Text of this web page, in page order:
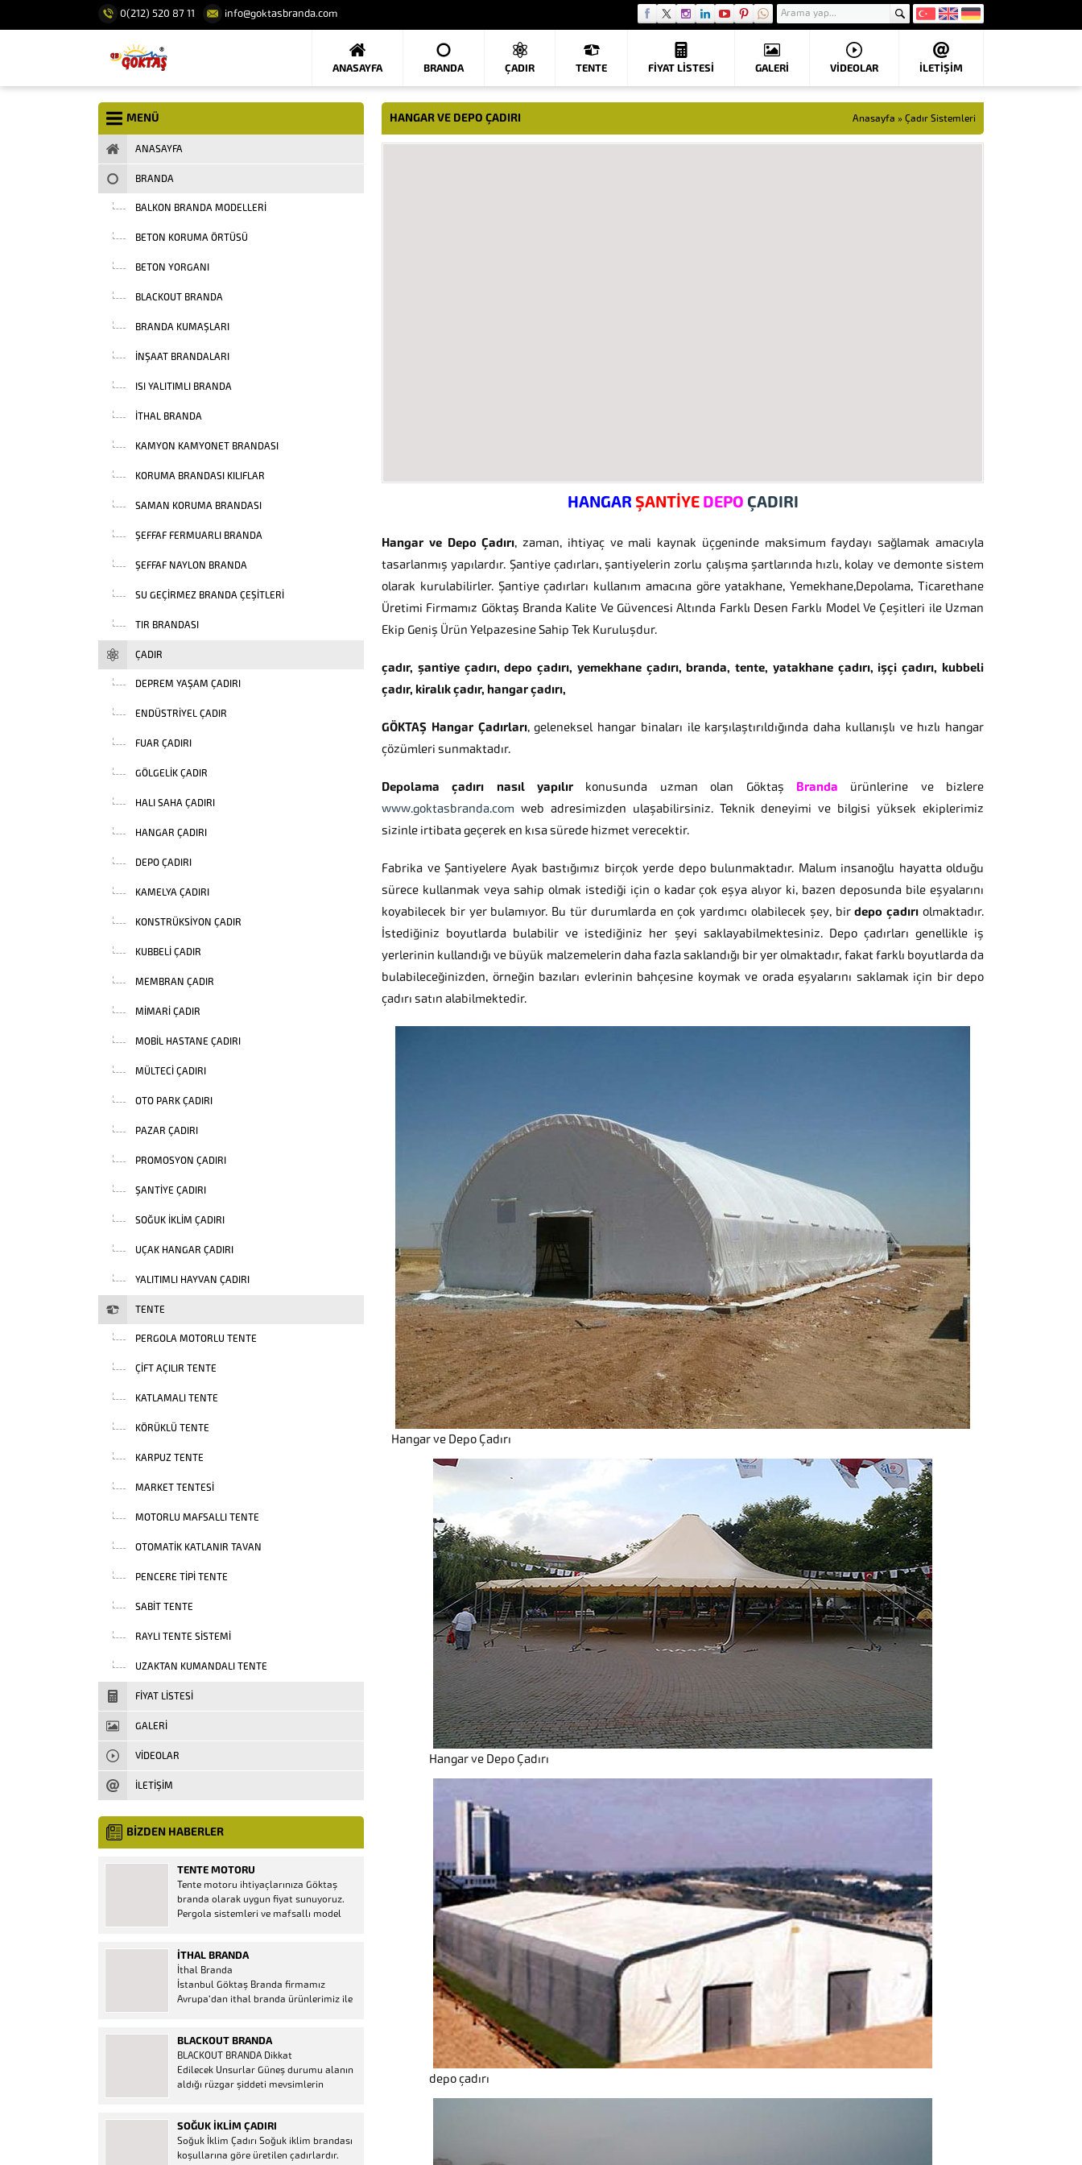
0(212) 520 87 11 info@goktasbranda.com
ANASAYFA BRANDA ÇADIR TENTE FIYAT LISTESI GALERİ VIDEOLAR İLETİŞİM
HANGAR VE DEPO ÇADIRI Anasayfa » Çadır Sistemleri
HANGAR ŞANTİYE DEPO ÇADIRI
Hangar ve Depo Çadırı, zaman, ihtiyaç ve mali kaynak üçgeninde maksimum faydayı sağlamak amacıyla
tasarlanmış yapılardır. Şantiye çadırları, şantiyelerin zorlu çalışma şartlarında hızlı, kolay ve demonte sistem
olarak kurulabilirler. Şantiye çadırları kullanım amacına göre yatakhane, Yemekhane,Depolama, Ticarethane
Üretimi Firmamız Göktaş Branda Kalite Ve Güvencesi Altında Farklı Desen Farklı Model Ve Çeşitleri ile Uzman
Ekip Geniş Ürün Yelpazesine Sahip Tek Kuruluşdur.
çadır, şantiye çadırı, depo çadırı, yemekhane çadırı, branda, tente, yatakhane çadırı, işçi çadırı, kubbeli
çadır, kiralık çadır, hangar çadırı,
GÖKTAŞ Hangar Çadırları, geleneksel hangar binaları ile karşılaştırıldığında daha kullanışlı ve hızlı hangar
çözümleri sunmaktadır.
Depolama çadırı nasıl yapılır konusunda uzman olan Göktaş Branda ürünlerine ve bizlere
www.goktasbranda.com web adresimizden ulaşabilirsiniz. Teknik deneyimi ve bilgisi yüksek ekiplerimiz
sizinle irtibata geçerek en kısa sürede hizmet verecektir.
Fabrika ve Şantiyelere Ayak bastığımız birçok yerde depo bulunmaktadır. Malum insanoğlu hayatta olduğu
sürece kullanmak veya sahip olmak istediği için o kadar çok eşya alıyor ki, bazen deposunda bile eşyalarını
koyabilecek bir yer bulamıyor. Bu tür durumlarda en çok yardımcı olabilecek şey, birdepo çadırı olmaktadır.
İstediğiniz boyutlarda bulabilir ve istediğiniz her şeyi saklayabilmektesiniz. Depo çadırları genellikle iş
yerlerinin kullandığı ve büyük malzemelerin daha fazla saklandığı bir yer olmaktadır, fakat farklı boyutlarda da
bulabileceğinizden, örneğin bazıları evlerinin bahçesine koymak ve orada eşyalarını saklamak için bir depo
çadırı satın alabilmektedir.
Hangar ve Depo Çadırı
Hangar ve Depo Çadırı
depo çadırı
MENÜ
ANASAYFA
BRANDA
BALKON BRANDA MODELLERI
BETON KORUMA ÖRTÜSÜ
BETON YORGANI
BLACKOUT BRANDA
BRANDA KUMAŞLARI
INŞAAT BRANDALARI
ISI YALITIMLI BRANDA
İTHAL BRANDA
KAMYON KAMYONET BRANDASI
KORUMA BRANDASI KILIFLAR
SAMAN KORUMA BRANDASI
ŞEFFAF FERMUARLI BRANDA
ŞEFFAF NAYLON BRANDA
SU GEÇIRMEZ BRANDA ÇEŞITLERI
TIR BRANDASI
ÇADIR
DEPREM YAŞAM ÇADIRI
ENDÜSTRIYEL ÇADIR
FUAR ÇADIRI
GÖLGELIK ÇADIR
HALI SAHA ÇADIRI
HANGAR ÇADIRI
DEPO ÇADIRI
KAMELYA ÇADIRI
KONSTRÜKSIYON ÇADIR
KUBBELI ÇADIR
MEMBRAN ÇADIR
MIMARI ÇADIR
MOBIL HASTANE ÇADIRI
MÜLTECI ÇADIRI
OTO PARK ÇADIRI
PAZAR ÇADIRI
PROMOSYON ÇADIRI
ŞANTIYE ÇADIRI
SOĞUK İKLIM ÇADIRI
UÇAK HANGAR ÇADIRI
YALITIMLI HAYVAN ÇADIRI
TENTE
PERGOLA MOTORLU TENTE
ÇIFT AÇILIR TENTE
KATLAMALI TENTE
KÖRÜKLÜ TENTE
KARPUZ TENTE
MARKET TENTESI
MOTORLU MAFSALLI TENTE
OTOMATIK KATLANIR TAVAN
PENCERE TIPI TENTE
SABIT TENTE
RAYLI TENTE SISTEMI
UZAKTAN KUMANDALI TENTE
FIYAT LISTESI
GALERİ
VIDEOLAR
İLETİŞİM
BİZDEN HABERLER
TENTE MOTORU
Tente motoru ihtiyaçlarınıza Göktaş
branda olarak uygun fiyat sunuyoruz.
Pergola sistemleri ve mafsallı model
mevcuttur. Kumanda ve diğer aparatlar
firmamızda mevcuttur.
İTHAL BRANDA
İthal Branda
İstanbul Göktaş Branda firmamız
Avrupa’dan ithal branda ürünlerimiz ile
Ürün Al dükkanı ürünleri peşin fiyatına
bol taksitle Göktaş Branda Çeşitleri
Adresinde, 1.kalite ithal ürün ne demek
Brandacı sektöründe faaliyet gösteren,
BLACKOUT BRANDA
BLACKOUT BRANDA Dikkat
Edilecek Unsurlar Güneş durumu alanın
aldığı rüzgar şiddeti mevsimlerin
düşünmeniz gereken bir kaç faktörden
biridir. Türkiye’nin lider Branda markası
Göktaş Branda, Hazine ve Maliye Bakanı
SOĞUK İKLIM ÇADIRI
Soğuk İklim Çadırı Soğuk iklim brandası
koşullarına göre üretilen çadırlardır.